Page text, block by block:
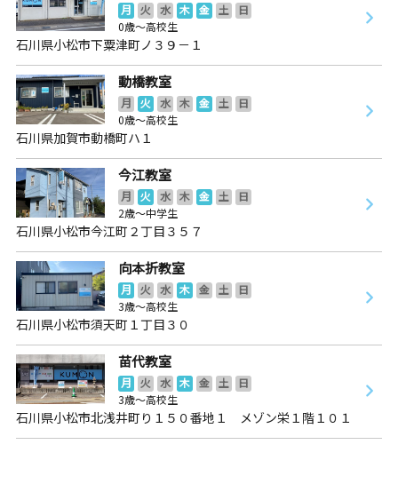
月 火 水 木 金 土
日
0歳～高校生
石川県小松市下粟津町ノ３９－１
動橋教室
月 火 水 木 金 土
日
0歳～高校生
石川県加賀市動橋町ハ１
今江教室
月 火 水 木 金 土
日
2歳～中学生
石川県小松市今江町２丁目３５７
向本折教室
月 火 水 木 金 土
日
3歳～高校生
石川県小松市須天町１丁目３０
苗代教室
月 火 水 木 金 土
日
3歳～高校生
石川県小松市北浅井町り１５０番地１ メゾン栄１階１０１